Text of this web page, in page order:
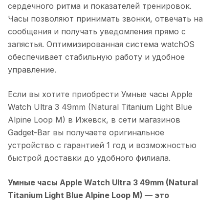
сердечного ритма и показателей тренировок.
Часы позволяют принимать звонки, отвечать на
сообщения и получать уведомления прямо с
запястья. Оптимизированная система watchOS
обеспечивает стабильную работу и удобное
управление.
Если вы хотите приобрести Умные часы Apple
Watch Ultra 3 49mm (Natural Titanium Light Blue
Alpine Loop M) в Ижевск, в сети магазинов
Gadget-Bar вы получаете оригинальное
устройство с гарантией 1 год и возможностью
быстрой доставки до удобного филиала.
Умные часы Apple Watch Ultra 3 49mm (Natural
Titanium Light Blue Alpine Loop M) — это